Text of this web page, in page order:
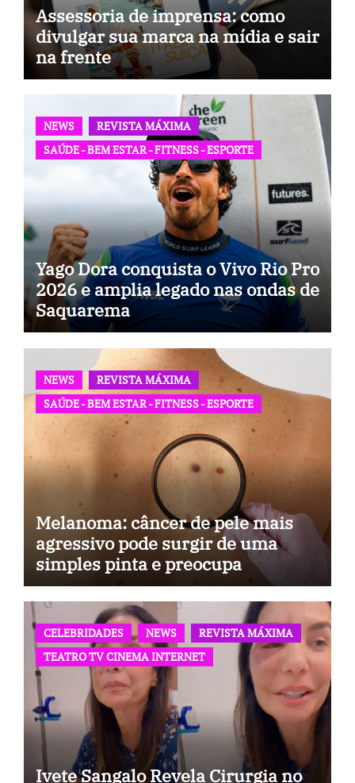
Assessoria de imprensa: como
divulgar sua marca na mídia e sair
na frente
NEWS
REVISTA MÁXIMA
SAÚDE - BEM ESTAR - FITNESS - ESPORTE
Yago Dora conquista o Vivo Rio Pro
2026 e amplia legado nas ondas de
Saquarema
NEWS
REVISTA MÁXIMA
SAÚDE - BEM ESTAR - FITNESS - ESPORTE
Melanoma: câncer de pele mais
agressivo pode surgir de uma
simples pinta e preocupa
especialistas
CELEBRIDADES NEWS
REVISTA MÁXIMA
TEATRO TV CINEMA INTERNET
Ivete Sangalo Revela Cirurgia no